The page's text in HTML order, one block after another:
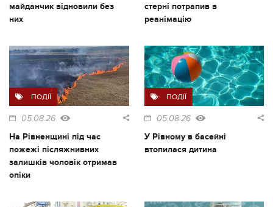
майданчик відновили без
них
стерні потрапив в
реанімацію
ПОДІЇ
05.08.26
На Рівненщині під час
пожежі післяжнивних
залишків чоловік отримав
опіки
ПОДІЇ
05.08.26
У Рівному в басейні
втопилася дитина